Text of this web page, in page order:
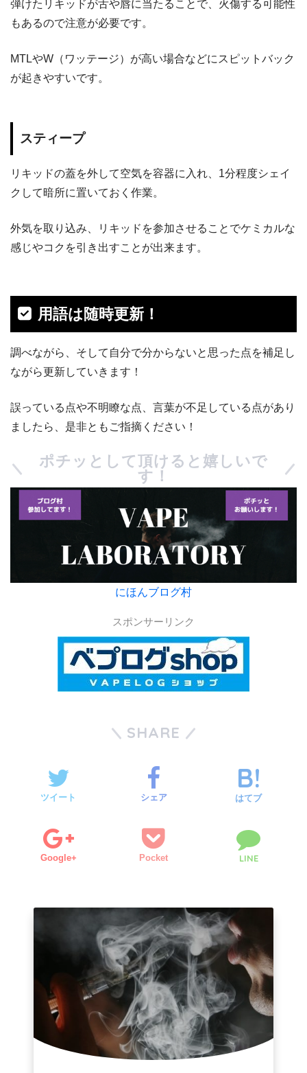
弾けたリキッドが舌や唇に当たることで、火傷する可能性
もあるので注意が必要です。
MTLやW（ワッテージ）が高い場合などにスピットバック
が起きやすいです。
スティープ
リキッドの蓋を外して空気を容器に入れ、1分程度シェイ
クして暗所に置いておく作業。
外気を取り込み、リキッドを参加させることでケミカルな
感じやコクを引き出すことが出来ます。
用語は随時更新！
調べながら、そして自分で分からないと思った点を補足し
ながら更新していきます！
誤っている点や不明瞭な点、言葉が不足している点があり
ましたら、是非ともご指摘ください！
ポチッとして頂けると嬉しいで
す！
にほんブログ村
スポンサーリンク
SHARE
ツイート シェア はてブ
Google+ Pocket LINE